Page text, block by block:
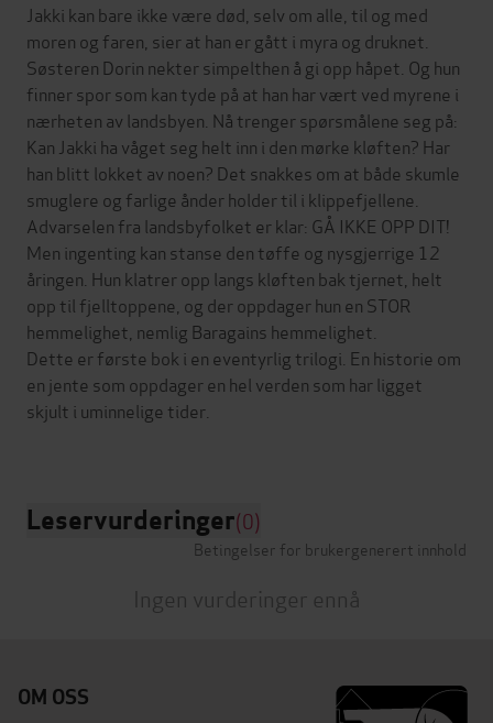
Jakki kan bare ikke være død, selv om alle, til og med
moren og faren, sier at han er gått i myra og druknet.
Søsteren Dorin nekter simpelthen å gi opp håpet. Og hun
finner spor som kan tyde på at han har vært ved myrene i
nærheten av landsbyen. Nå trenger spørsmålene seg på:
Kan Jakki ha våget seg helt inn i den mørke kløften? Har
han blitt lokket av noen? Det snakkes om at både skumle
smuglere og farlige ånder holder til i klippefjellene.
Advarselen fra landsbyfolket er klar: GÅ IKKE OPP DIT!
Men ingenting kan stanse den tøffe og nysgjerrige 12
åringen. Hun klatrer opp langs kløften bak tjernet, helt
opp til fjelltoppene, og der oppdager hun en STOR
hemmelighet, nemlig Baragains hemmelighet.
Dette er første bok i en eventyrlig trilogi. En historie om
en jente som oppdager en hel verden som har ligget
skjult i uminnelige tider.
Leservurderinger(0)
Betingelser for brukergenerert innhold
Ingen vurderinger ennå
OM OSS